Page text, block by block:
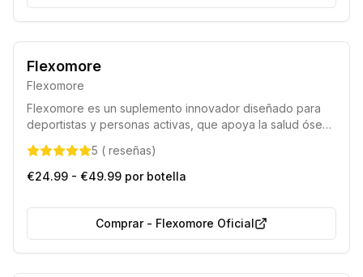
Formulación innovadora con componentes naturales
Preferido por deportistas y atletas
Flexomore
Flexomore
Flexomore es un suplemento innovador diseñado para
deportistas y personas activas, que apoya la salud ósea
Ayuda a mejorar la flexibilidad, previene la rigidez
matutina y optimiza la recuperación física, permitiendo
5 ( reseñas)
€24.99 - €49.99 por botella
Comprar- Flexomore Oficial